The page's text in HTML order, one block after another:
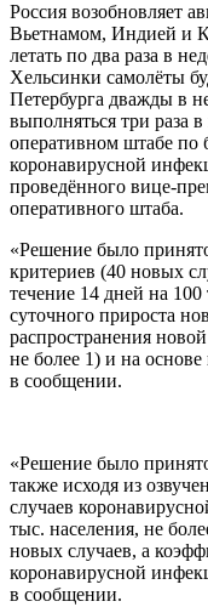
Россия возобновляет
Вьетнамом, Индией и
летать по два раза в
Хельсинки самолёты
Петербурга дважды в
выполняться три раза
оперативном штабе по
коронавирусной
проведённого вице-
оперативного штаба.
«Решение было
критериев (40 новых
течение 14 дней на 100
суточного прироста
распространения
не более 1) и на
в сообщении.
«Решение было
также исходя из
случаев
тыс. населения, не
новых случаев, а
коронавирусной
в сообщении.